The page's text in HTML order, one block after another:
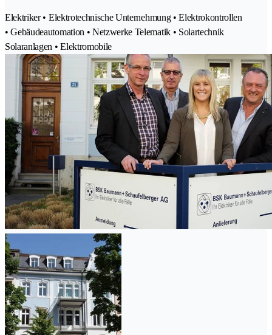
Elektriker • Elektrotechnische Unternehmung • Elektrokontrollen
• Gebäudeautomation • Netzwerke Telematik • Solartechnik
Solaranlagen • Elektromobile